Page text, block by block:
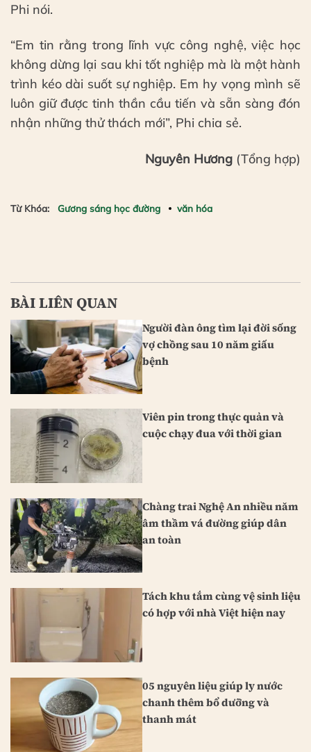
Phi nói.
“Em tin rằng trong lĩnh vực công nghệ, việc học
không dừng lại sau khi tốt nghiệp mà là một hành
trình kéo dài suốt sự nghiệp. Em hy vọng mình sẽ
luôn giữ được tinh thần cầu tiến và sẵn sàng đón
nhận những thử thách mới”, Phi chia sẻ.
Nguyên Hương (Tổng hợp)
Từ Khóa: Gương sáng học đường văn hóa
BÀI LIÊN QUAN
Người đàn ông tìm lại đời sống
vợ chồng sau 10 năm giấu
bệnh
Viên pin trong thực quản và
cuộc chạy đua với thời gian
Chàng trai Nghệ An nhiều năm
âm thầm vá đường giúp dân
an toàn
Tách khu tắm cùng vệ sinh liệu
có hợp với nhà Việt hiện nay
05 nguyên liệu giúp ly nước
chanh thêm bổ dưỡng và
thanh mát